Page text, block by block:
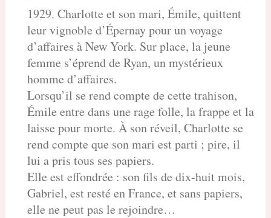
1929. Charlotte et son mari, Émile, quittent
leur vignoble d’Épernay pour un voyage
d’affaires à New York. Sur place, la jeune
femme s’éprend de Ryan, un mystérieux
homme d’affaires.
Lorsqu’il se rend compte de cette trahison,
Émile entre dans une rage folle, la frappe et la
laisse pour morte. À son réveil, Charlotte se
rend compte que son mari est parti ; pire, il
lui a pris tous ses papiers.
Elle est effondrée : son fils de dix-huit mois,
Gabriel, est resté en France, et sans papiers,
elle ne peut pas le rejoindre…